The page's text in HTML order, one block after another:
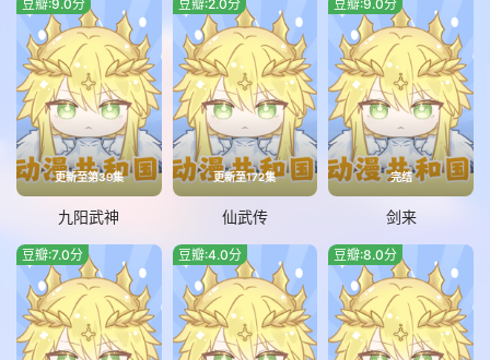
更新至第39集
豆瓣:9.0分
九阳武神
更新至172集
豆瓣:2.0分
仙武传
完结
豆瓣:9.0分
剑来
豆瓣:7.0分 豆瓣:4.0分 豆瓣:8.0分